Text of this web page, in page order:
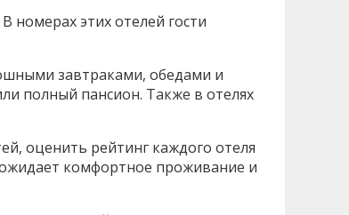
номерах этих отелей гости
завтраками, обедами и
полный пансион. Также в отелях
оценить рейтинг каждого отеля
комфортное проживание и